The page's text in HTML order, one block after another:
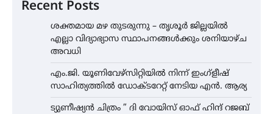
Recent Posts
ശക്തമായ മഴ തുടരുന്നു – തൃശൂർ ജില്ലയിൽ
എല്ലാ വിദ്യാഭ്യാസ സ്ഥാപനങ്ങൾക്കും ശനിയാഴ്ച
അവധി
എം.ജി. യൂണിവേഴ്‌സിറ്റിയിൽ നിന്ന് ഇംഗ്ളീഷ്
സാഹിത്യത്തിൽ ഡോക്ടറേറ്റ് നേടിയ എൻ. ആര്യ
ട്യുണീഷ്യൻ ചിത്രം ” ദി വോയിസ് ഓഫ് ഹിന്ദ് റജബ്